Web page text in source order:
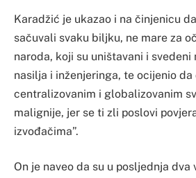
Karadžić je ukazao i na činjenicu
sačuvali svaku biljku, ne mare za
naroda, koji su uništavani i svedeni
nasilja i inženjeringa, te ocijenio da
centralizovanim i globalizovanim
malignije, jer se ti zli poslovi
izvođačima”.
On je naveo da su u posljednja dva